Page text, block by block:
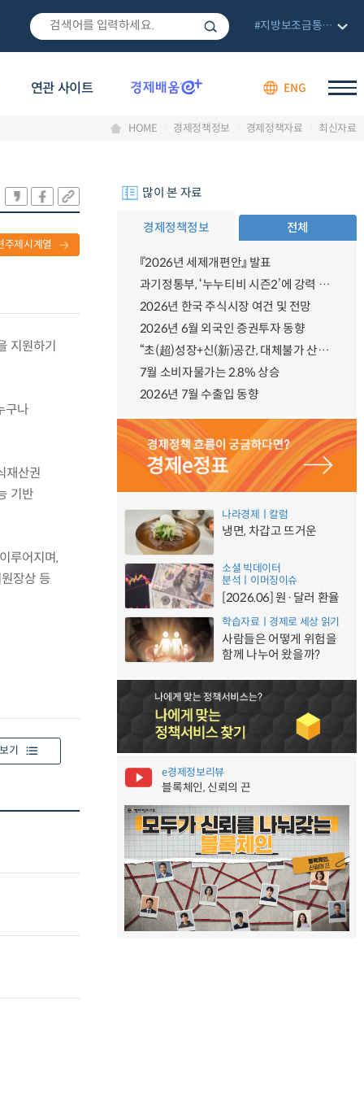
연관 사이트 ENG
#지방보조금통합관리망
HOME 경제정책정보 경제정책자료 최신자료
주제시계열
지원하기
구나
재산권
기반
루어지며,
장상 등
기
많이 본 자료
경제정책정보 전체
『2026년 세제개편안』 발표
과기정통부, ‘누누티비 시즌2’에 강력 대응 의지 밝혀
2026년 한국 주식시장 여건 및 전망
2026년 6월 외국인 증권투자 동향
“초(超)성장+신(新)공간, 대체불가 산업강국”
7월 소비자물가는 2.8% 상승
2026년 7월 수출입 동향
나라경제ㅣ칼럼
냉면, 차갑고 뜨거운
소셜 빅데이터
분석ㅣ이머징이슈
[2026.06] 원·달러 환율
학습자료ㅣ경제로 세상 읽기
사람들은 어떻게 위험을
함께 나누어 왔을까?
e경제정보리뷰
블록체인, 신뢰의 끈